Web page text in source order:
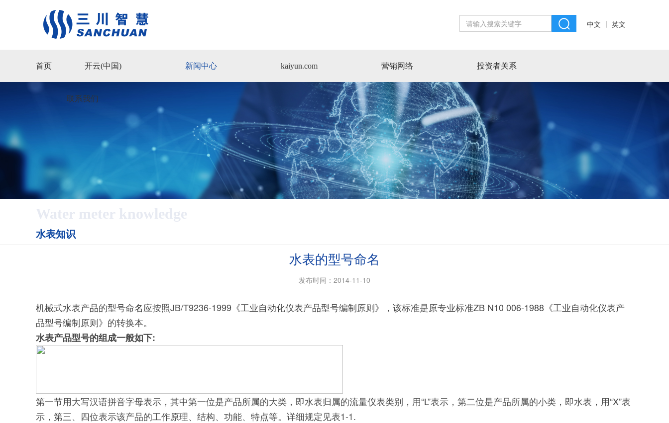
中文 丨 英文
首页 开云(中国) 新闻中心 kaiyun.com 营销网络 投资者关系
联系我们
Water meter knowledge
水表知识
水表的型号命名
发布时间：2014-11-10
机械式水表产品的型号命名应按照JB/T9236-1999《工业自动化仪表产品型号编制原则》，该标准是原专业标准ZB N10 006-1988《工业自动化仪表产
品型号编制原则》的转换本。
水表产品型号的组成一般如下:
第一节用大写汉语拼音字母表示，其中第一位是产品所属的大类，即水表归属的流量仪表类别，用“L”表示，第二位是产品所属的小类，即水表，用“X”表
示，第三、四位表示该产品的工作原理、结构、功能、特点等。详细规定见表1-1.